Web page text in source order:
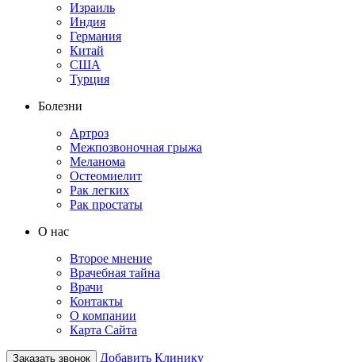
Израиль
Индия
Германия
Китай
США
Турция
Болезни
Артроз
Межпозвоночная грыжа
Меланома
Остеомиелит
Рак легких
Рак простаты
О нас
Второе мнение
Врачебная тайна
Врачи
Контакты
О компании
Карта Сайта
Заказать звонок Добавить Клинику